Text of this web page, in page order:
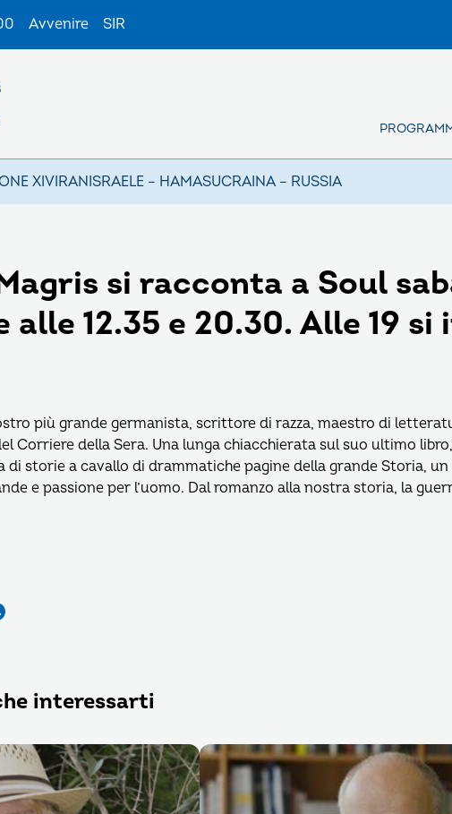
Avvenire SIR
XIVIRANISRAELE – HAMASUCRAINA – RUSSIA
si racconta a Soul
alle 12.35 e 20.30. Alle 19 si
più grande germanista, scrittore di razza, maestro di
Corriere della Sera. Una lunga chiacchierata sul suo ultimo
di storie a cavallo di drammatiche pagine della grande Storia, un
e passione per l’uomo. Dal romanzo alla nostra storia, la
interessarti